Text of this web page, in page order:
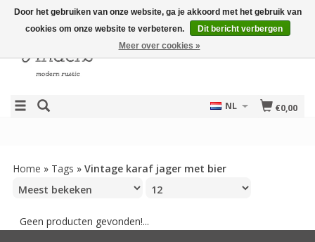
€0,00
NL
Home » Tags » Vintage karaf jager met bier
Geen producten gevonden!...
Door het gebruiken van onze website, ga je akkoord met het gebruik van
cookies om onze website te verbeteren.
Dit bericht verbergen
Meer over cookies »